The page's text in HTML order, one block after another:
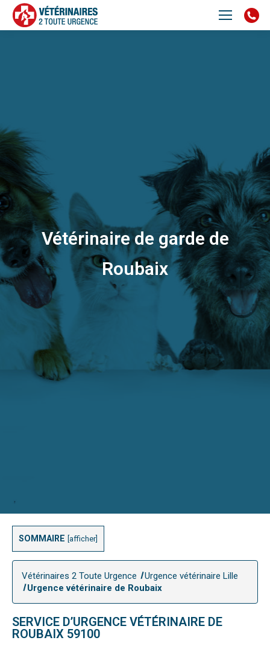
SOMMAIRE afficher
Vétérinaire de garde de
Roubaix
Vétérinaires 2 Toute Urgence
Urgence vétérinaire Lille
Urgence vétérinaire de Roubaix
SERVICE D’URGENCE VÉTÉRINAIRE DE
ROUBAIX 59100